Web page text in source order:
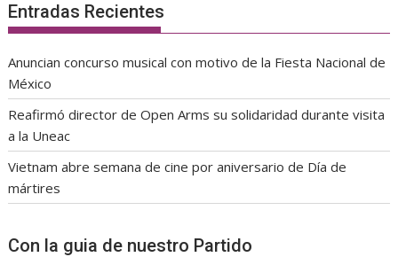
Entradas Recientes
Anuncian concurso musical con motivo de la Fiesta Nacional de
México
Reafirmó director de Open Arms su solidaridad durante visita
a la Uneac
Vietnam abre semana de cine por aniversario de Día de
mártires
Con la guia de nuestro Partido